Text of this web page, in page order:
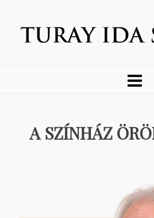
A SZÍNHÁZ